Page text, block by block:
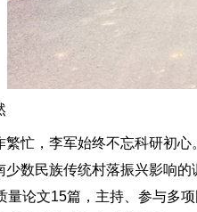
，李军始终不忘科研初心
数民族传统村落振兴影响
量论文15篇，主持、参与多